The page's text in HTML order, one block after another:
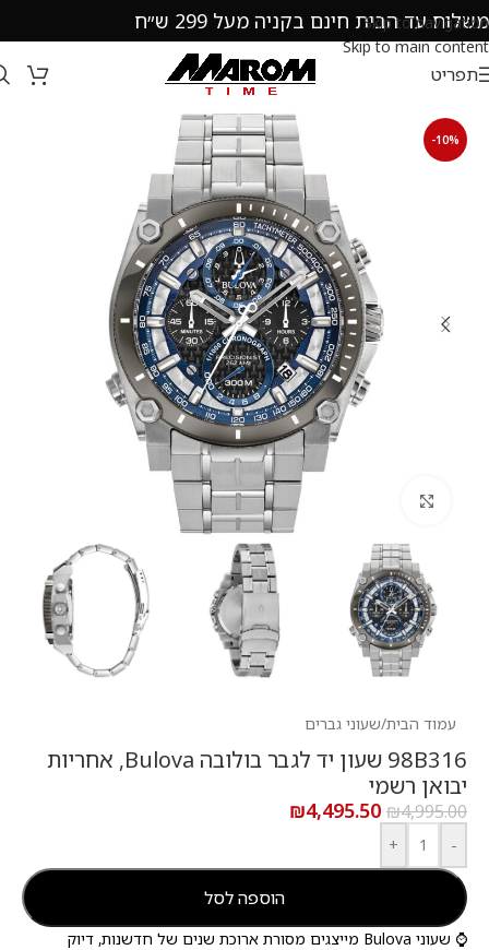
Skip to navigation
Skip to main content
משלוח עד הבית חינם בקניה מעל 299 ש״ח
תפריט
עמוד הבית/שעוני גברים
98B316 שעון יד לגבר בולובה Bulova, אחריות
יבואן רשמי
₪4,995.00
₪4,495.50
-
+
הוספה לסל
⌚ שעוני Bulova מייצגים מסורת ארוכת שנים של חדשנות, דיוק
-10%